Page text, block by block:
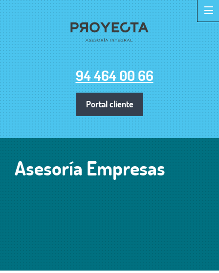
Portal cliente
94 464 00 66
Asesoría Empresas